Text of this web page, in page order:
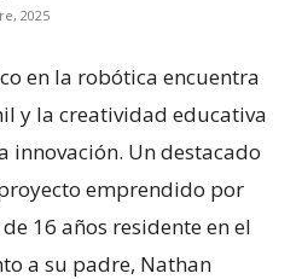
2025
en la robótica encuentra
y la creatividad educativa
innovación. Un destacado
emprendido por
16 años residente en el
a su padre, Nathan